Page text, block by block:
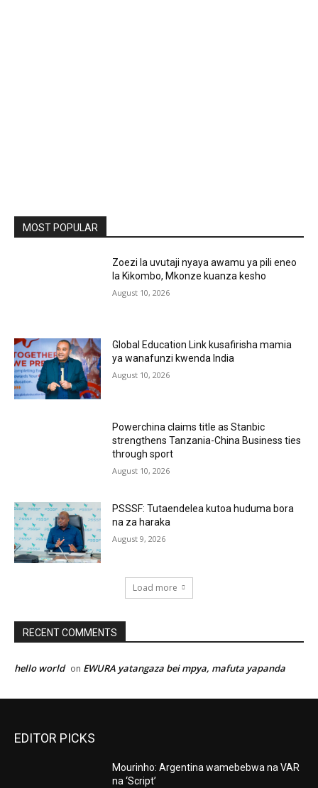
MOST POPULAR
Zoezi la uvutaji nyaya awamu ya pili eneo
la Kikombo, Mkonze kuanza kesho
August 10, 2026
Global Education Link kusafirisha mamia
ya wanafunzi kwenda India
August 10, 2026
Powerchina claims title as Stanbic
strengthens Tanzania-China Business ties
through sport
August 10, 2026
PSSSF: Tutaendelea kutoa huduma bora
na za haraka
August 9, 2026
Load more
RECENT COMMENTS
hello world on EWURA yatangaza bei mpya, mafuta yapanda
EDITOR PICKS
Mourinho: Argentina wamebebwa na VAR
na ‘Script’